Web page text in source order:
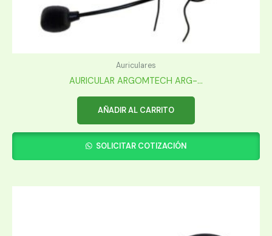
Auriculares
AURICULAR ARGOMTECH ARG-...
AÑADIR AL CARRITO
SOLICITAR COTIZACIÓN